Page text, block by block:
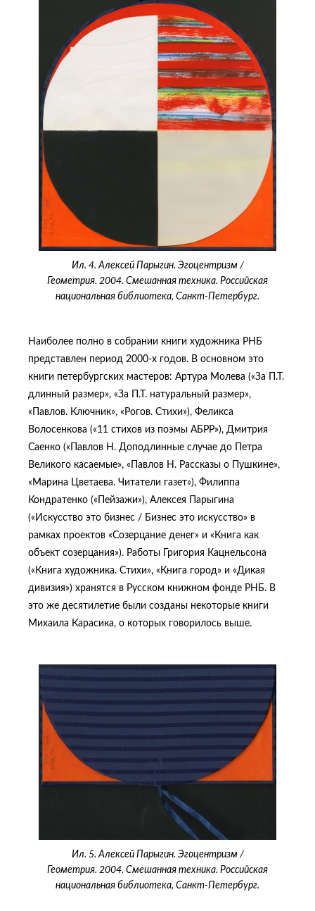
Ил. 4. Алексей Парыгин. Эгоцентризм /
Геометрия. 2004. Смешанная техника. Российская
национальная библиотека, Санкт-Петербург.
Наиболее полно в собрании книги художника РНБ
представлен период 2000-х годов. В основном это
книги петербургских мастеров: Артура Молева («За П.Т.
длинный размер», «За П.Т. натуральный размер»,
«Павлов. Ключник», «Рогов. Стихи»), Феликса
Волосенкова («11 стихов из поэмы АБРР»), Дмитрия
Саенко («Павлов Н. Доподлинные случае до Петра
Великого касаемые», «Павлов Н. Рассказы о Пушкине»,
«Марина Цветаева. Читатели газет»), Филиппа
Кондратенко («Пейзажи»), Алексея Парыгина
(«Искусство это бизнес / Бизнес это искусство» в
рамках проектов «Созерцание денег» и «Книга как
объект созерцания»). Работы Григория Кацнельсона
(«Книга художника. Стихи», «Книга город» и «Дикая
дивизия») хранятся в Русском книжном фонде РНБ. В
это же десятилетие были созданы некоторые книги
Михаила Карасика, о которых говорилось выше.
Ил. 5. Алексей Парыгин. Эгоцентризм /
Геометрия. 2004. Смешанная техника. Российская
национальная библиотека, Санкт-Петербург.